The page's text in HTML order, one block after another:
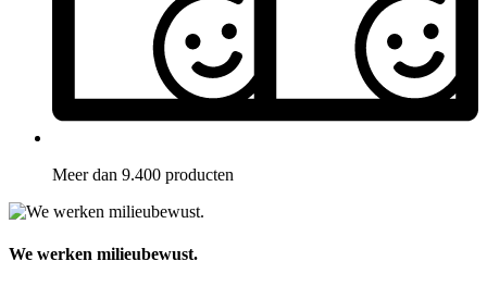
Meer dan 9.400 producten
We werken milieubewust.